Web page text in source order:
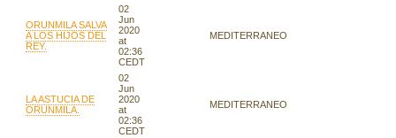
ORUNMILA SALVA
A LOS HIJOS DEL
REY.
02
Jun
2020
at
02:36
CEDT
MEDITERRANEO
LA ASTUCIA DE
ORUNMILA.
02
Jun
2020
at
02:36
CEDT
MEDITERRANEO